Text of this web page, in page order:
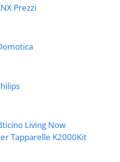
Prezzi
Living Now
Tapparelle K2000Kit